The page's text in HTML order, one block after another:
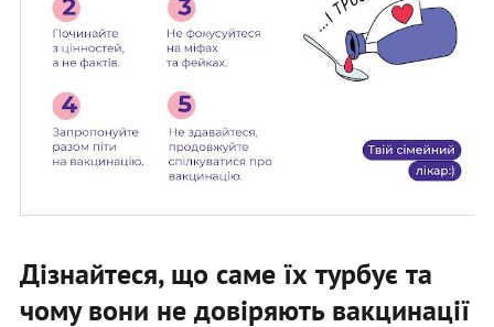
Дізнайтеся, що саме їх турбує та
чому вони не довіряють вакцинації